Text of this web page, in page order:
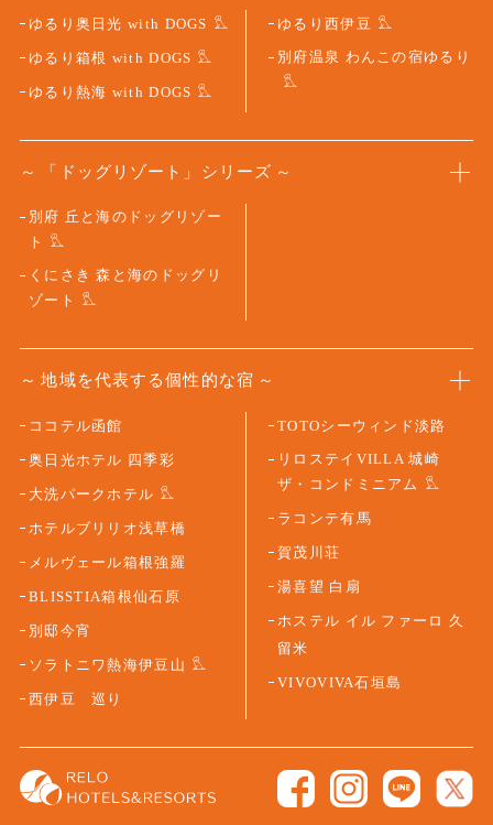
ゆるり奥日光 with DOGS
ゆるり箱根 with DOGS
ゆるり熱海 with DOGS
ゆるり西伊豆
別府温泉 わんこの宿ゆるり
「ドッグリゾート」シリーズ
別府 丘と海のドッグリゾー
ト
くにさき 森と海のドッグリ
ゾート
地域を代表する個性的な宿
ココテル函館
奥日光ホテル 四季彩
大洗パークホテル
ホテルブリリオ浅草橋
メルヴェール箱根強羅
BLISSTIA箱根仙石原
別邸今宵
ソラトニワ熱海伊豆山
西伊豆 巡り
TOTOシーウィンド淡路
リロステイVILLA 城崎
ザ・コンドミニアム
ラコンテ有馬
賀茂川荘
湯喜望 白扇
ホステル イル ファーロ 久
留米
VIVOVIVA石垣島